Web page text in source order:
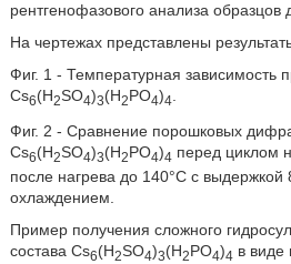
рентгенофазового анализа образцов
На чертежах представлены
Фиг. 1 - Температурная зависимость
Cs6(H2SO4)3(H2PO4)4.
Фиг. 2 - Сравнение порошковых
Cs6(H2SO4)3(H2PO4)4 перед циклом
после нагрева до 140°C с
охлаждением.
Пример получения сложного
состава Cs6(H2SO4)3(H2PO4)4 в виде